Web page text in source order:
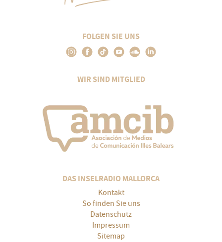
FOLGEN SIE UNS
WIR SIND MITGLIED
DAS INSELRADIO MALLORCA
Kontakt
So finden Sie uns
Datenschutz
Impressum
Sitemap